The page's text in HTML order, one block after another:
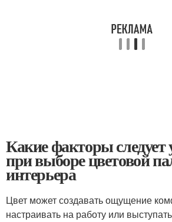
Какие факторы
при выборе цветовой
интерьера
Цвет может создавать ощущение
настраивать на работу или